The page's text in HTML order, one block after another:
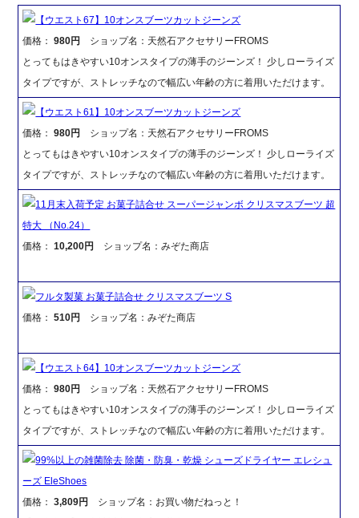
【ウエスト67】10オンスブーツカットジーンズ
価格：980円
ショップ名：天然石アクセサリーFROMS
とってもはきやすい10オンスタイプの薄手のジーンズ！ 少しローライズ
タイプですが、ストレッチなので幅広い年齢の方に着用いただけます。
【ウエスト61】10オンスブーツカットジーンズ
価格：980円
ショップ名：天然石アクセサリーFROMS
とってもはきやすい10オンスタイプの薄手のジーンズ！ 少しローライズ
タイプですが、ストレッチなので幅広い年齢の方に着用いただけます。
11月末入荷予定 お菓子詰合せ スーパージャンボ クリスマスブーツ 超
特大 （No.24）
価格：10,200円 ショップ名：みぞた商店
フルタ製菓 お菓子詰合せ クリスマスブーツ S
価格：510円 ショップ名：みぞた商店
【ウエスト64】10オンスブーツカットジーンズ
価格：980円
ショップ名：天然石アクセサリーFROMS
とってもはきやすい10オンスタイプの薄手のジーンズ！ 少しローライズ
タイプですが、ストレッチなので幅広い年齢の方に着用いただけます。
99%以上の雑菌除去 除菌・防臭・乾燥 シューズドライヤー エレシュ
ーズ EleShoes
価格：3,809円
ショップ名：お買い物だねっと！